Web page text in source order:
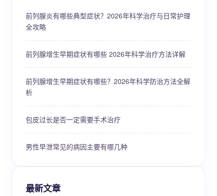
前列腺炎有哪些典型症状？2026年科学治疗与日常护理
全攻略
前列腺增生早期症状有哪些 2026年科学治疗方法详解
前列腺增生早期症状有哪些？2026年科学防治方法全解
析
包皮过长是否一定需要手术治疗
男性早泄常见的病因主要有哪几种
最新文章